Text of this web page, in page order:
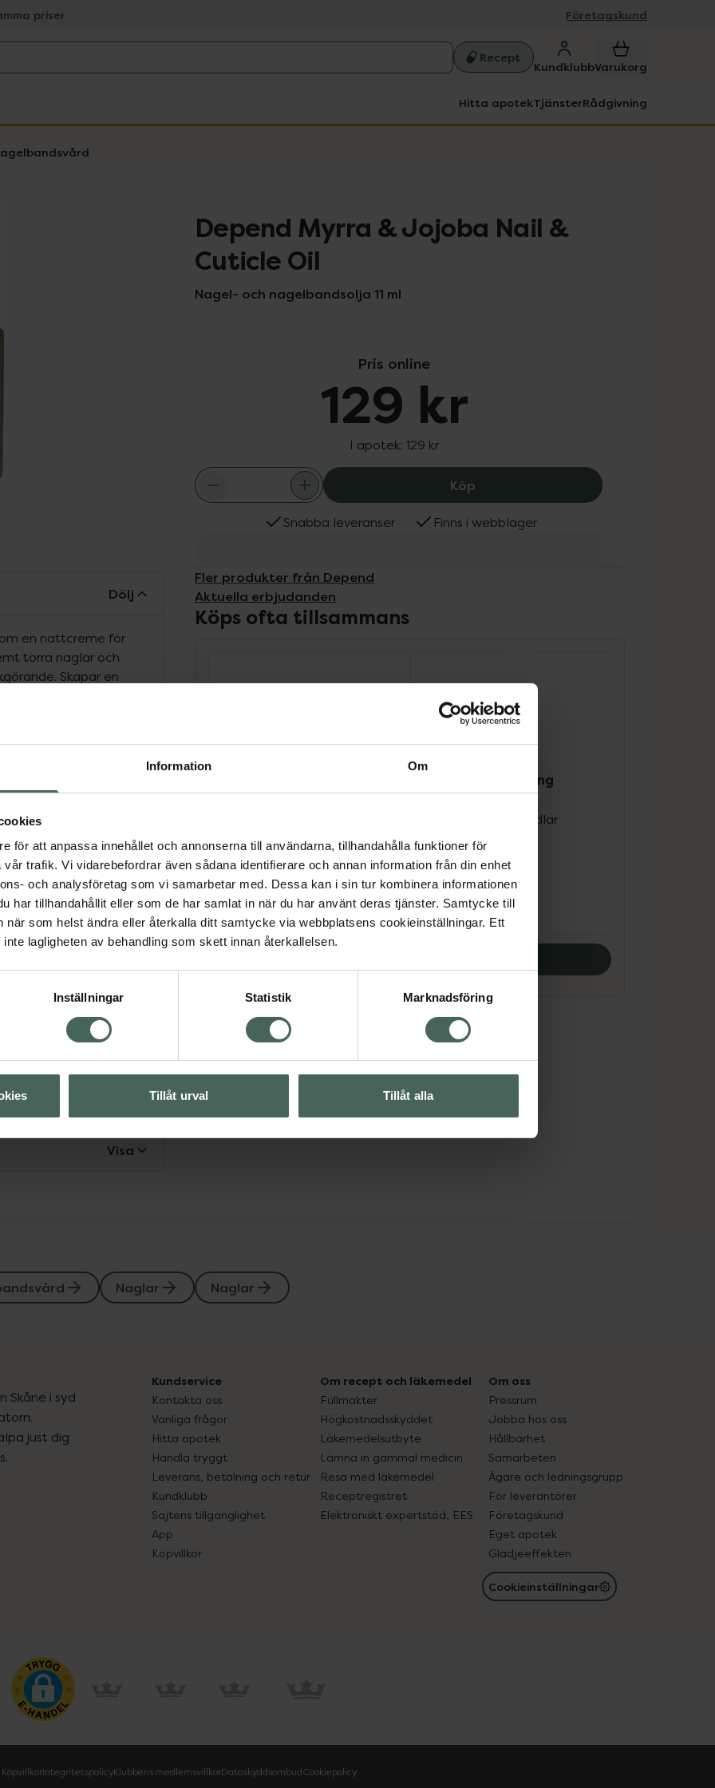
Information Om
för att anpassa innehållet och annonserna till användarna, tillhandahålla funktioner för
trafik. Vi vidarebefordrar även sådana identifierare och annan information från din enhet
och analysföretag som vi samarbetar med. Dessa kan i sin tur kombinera informationen
har tillhandahållit eller som de har samlat in när du har använt deras tjänster. Samtycke till
när som helst ändra eller återkalla ditt samtycke via webbplatsens cookieinställningar. Ett
lagligheten av behandling som skett innan återkallelsen.
Inställningar Statistik Marknadsföring
Tillåt urval Tillåt alla
priser Företagskund
Recept
KundklubbVarukorg
Hitta apotekTjänsterRådgivning
Depend Myrra & Jojoba Nail &
Cuticle Oil
Nagel- och nagelbandsolja 11 ml
Pris online
129 kr
I apotek: 129 kr
Köp Depend Myrra & Jojoba Nail &
Snabba leveranser Finns i webblager
Fler produkter från Depend
Aktuella erbjudanden
Köps ofta tillsammans
Jojoba Nail & Cuticle
nagelbandsolja 11 ml
Pris online
129 kr
Depend Exfoliating
Rengör och behandlar
nagelbanden 10 ml
Pris online
85 kr
Köp båda för:
214 kr
Dölj
en nattcreme för
torra naglar och
Skapar en
tränger in och
kan ge torra,
sig. Med myrraolja,
tillväxt, vårdar,
Innehåller även
stärker nageln.
Appliceras
in. Låt verka under
Kombinera gärna med
vård. Innehåller
NaglarNaglar
Visa
Naglar Naglar
Skåne i syd
just dig
Kundservice
Kontakta oss
Vanliga frågor
Hitta apotek
Handla tryggt
Leverans, betalning och retur
Kundklubb
Sajtens tillgänglighet
App
Köpvillkor
Om recept och läkemedel
Fullmakter
Högkostnadsskyddet
Läkemedelsutbyte
Lämna in gammal medicin
Resa med läkemedel
Receptregistret
Elektroniskt expertstöd, EES
Om oss
Pressrum
Jobba hos oss
Hållbarhet
Samarbeten
Ägare och ledningsgrupp
För leverantörer
Företagskund
Eget apotek
Glädjeeffekten
Cookieinställningar
KöpvillkorIntegritetspolicyKlubbens medlemsvillkorDataskyddsombudCookiepolicy